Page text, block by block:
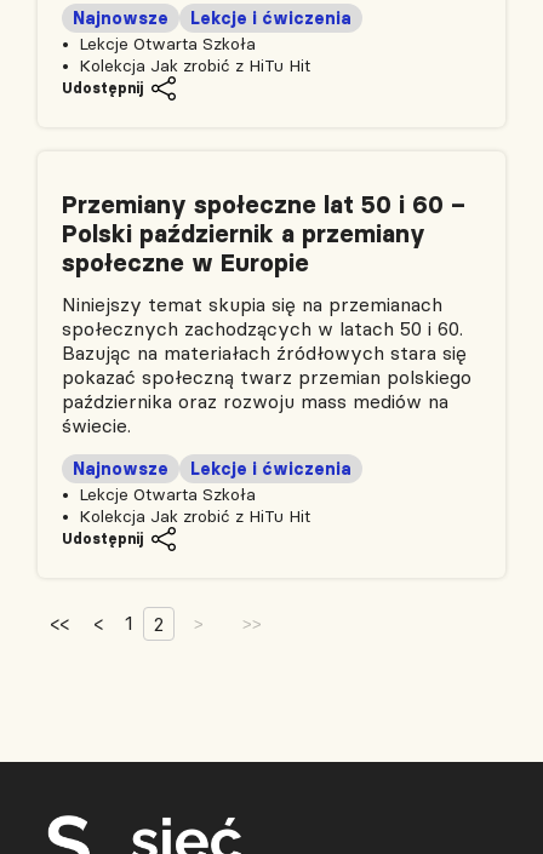
Lekcje Otwarta Szkoła
Najnowsze Lekcje i ćwiczenia
Kolekcja Jak zrobić z HiTu Hit
Udostępnij
Przemiany społeczne lat 50 i 60 –
Polski październik a przemiany
społeczne w Europie
Niniejszy temat skupia się na przemianach
społecznych zachodzących w latach 50 i 60.
Bazując na materiałach źródłowych stara się
pokazać społeczną twarz przemian polskiego
października oraz rozwoju mass mediów na
świecie.
Lekcje Otwarta Szkoła
Najnowsze Lekcje i ćwiczenia
Kolekcja Jak zrobić z HiTu Hit
Udostępnij
<< < 1 2 > >>